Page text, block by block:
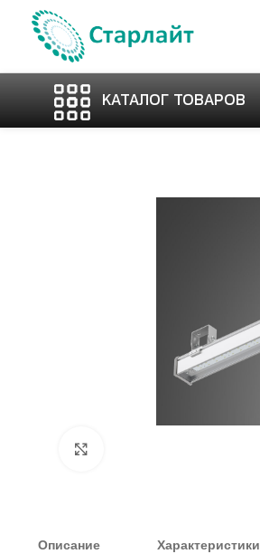
КАТАЛОГ ТОВАРОВ
Описание Характеристики